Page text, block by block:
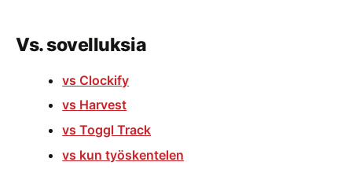
Vs. sovelluksia
vs Clockify
vs Harvest
vs Toggl Track
vs kun työskentelen